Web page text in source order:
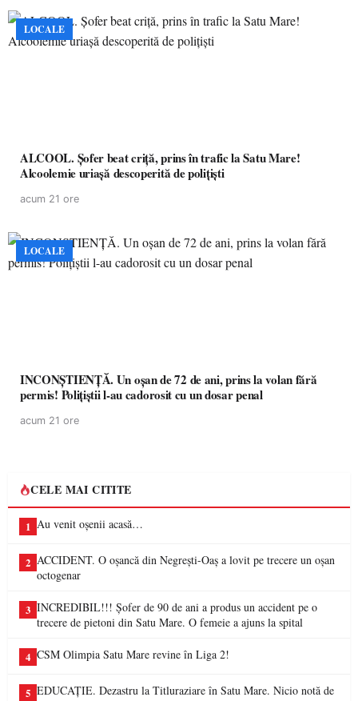
LOCALE
ALCOOL. Șofer beat criță, prins în trafic la Satu Mare!
Alcoolemie uriașă descoperită de polițiști
acum 21 ore
LOCALE
INCONȘTIENȚĂ. Un oșan de 72 de ani, prins la volan fără
permis! Polițiștii l-au cadorosit cu un dosar penal
acum 21 ore
CELE MAI CITITE
1 Au venit oșenii acasă…
2 ACCIDENT. O oșancă din Negrești-Oaș a lovit pe trecere un oșan
octogenar
3 INCREDIBIL!!! Șofer de 90 de ani a produs un accident pe o
trecere de pietoni din Satu Mare. O femeie a ajuns la spital
4 CSM Olimpia Satu Mare revine în Liga 2!
5 EDUCAȚIE. Dezastru la Titluraziare în Satu Mare. Nicio notă de